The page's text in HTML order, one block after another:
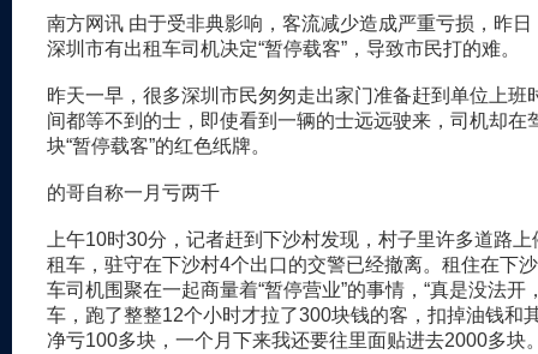
南方网讯 由于受非典影响，客流减少造成严重亏损，昨
深圳市有出租车司机决定“暂停载客”，导致市民打的难。
昨天一早，很多深圳市民匆匆走出家门准备赶到单位上班
间都等不到的士，即使看到一辆的士远远驶来，司机却在
块“暂停载客”的红色纸牌。
的哥自称一月亏两千
上午10时30分，记者赶到下沙村发现，村子里许多道路
租车，驻守在下沙村4个出口的交警已经撤离。租住在下
车司机围聚在一起商量着“暂停营业”的事情，“真是没法开
车，跑了整整12个小时才拉了300块钱的客，扣掉油钱和
净亏100多块，一个月下来我还要往里面贴进去2000多块